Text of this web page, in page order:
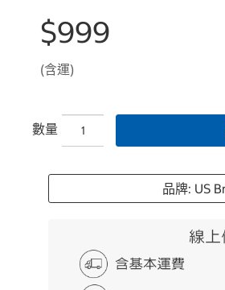
$999
(含運)
數量
品牌: US